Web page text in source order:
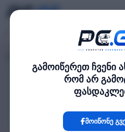
გამოიწერეთ ჩვენი
რომ არ
მოიწონე